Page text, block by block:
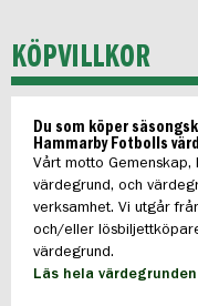
PLATSÖVERSIKT OCH
FAQ
KÖPVILLKOR
Du som köper
Hammarby Fotbolls
Vårt motto
värdegrund, och
verksamhet. Vi utgår
och/eller
värdegrund.
Läs hela